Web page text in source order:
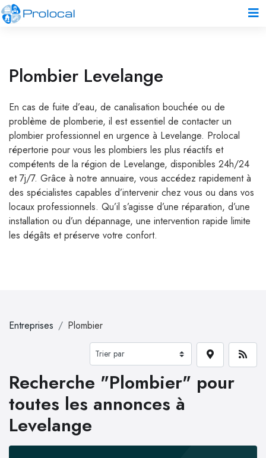
Plombier Levelange
En cas de fuite d’eau, de canalisation bouchée ou de
problème de plomberie, il est essentiel de contacter un
plombier professionnel en urgence à Levelange. Prolocal
répertorie pour vous les plombiers les plus réactifs et
compétents de la région de Levelange, disponibles 24h/24
et 7j/7. Grâce à notre annuaire, vous accédez rapidement à
des spécialistes capables d’intervenir chez vous ou dans vos
locaux professionnels. Qu’il s’agisse d’une réparation, d’une
installation ou d’un dépannage, une intervention rapide limite
les dégâts et préserve votre confort.
Entreprises Plombier
Recherche "Plombier" pour
toutes les annonces à
Levelange